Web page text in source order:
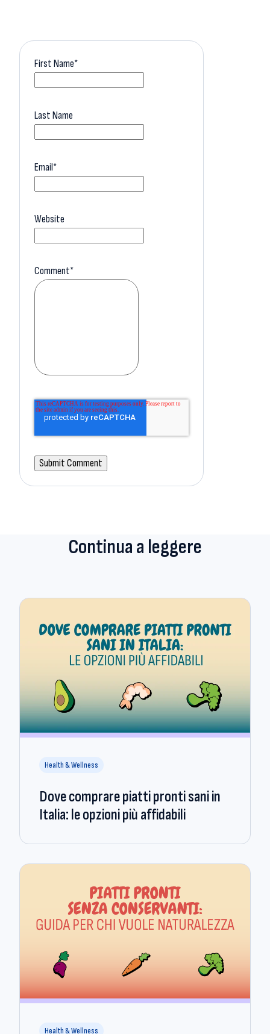
First Name*
Last Name
Email*
Website
Comment*
Continua a leggere
Health & Wellness
Dove comprare piatti pronti sani in
Italia: le opzioni più affidabili
Health & Wellness